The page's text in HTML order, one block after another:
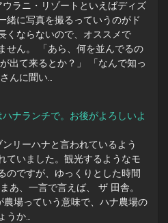
ラニ・リゾートといえばディズ
緒に写真を撮るっていうのがド
くならないので、オススメで
せん。 「あら、何を並んでるの
出て来るとか？」 「なんで知っ
んに聞い…
ナランチで。お後がよろしいよ
リーハナと言われているよう
ていました。観光するようなモ
のですが、ゆっくりとした時間
あ、一言で言えば、 ザ 田舎。
農場っていう意味で、ハナ農場の
うか…